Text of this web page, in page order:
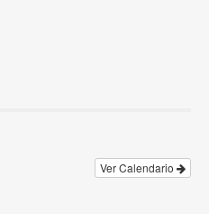
Ver Calendario